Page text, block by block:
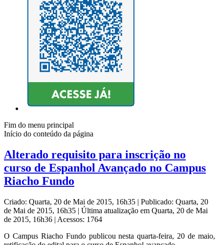
Fim do menu principal
Início do conteúdo da página
Alterado requisito para inscrição no
curso de Espanhol Avançado no Campus
Riacho Fundo
Criado: Quarta, 20 de Mai de 2015, 16h35 | Publicado: Quarta, 20
de Mai de 2015, 16h35 | Última atualização em Quarta, 20 de Mai
de 2015, 16h36 | Acessos: 1764
O Campus Riacho Fundo publicou nesta quarta-feira, 20 de maio,